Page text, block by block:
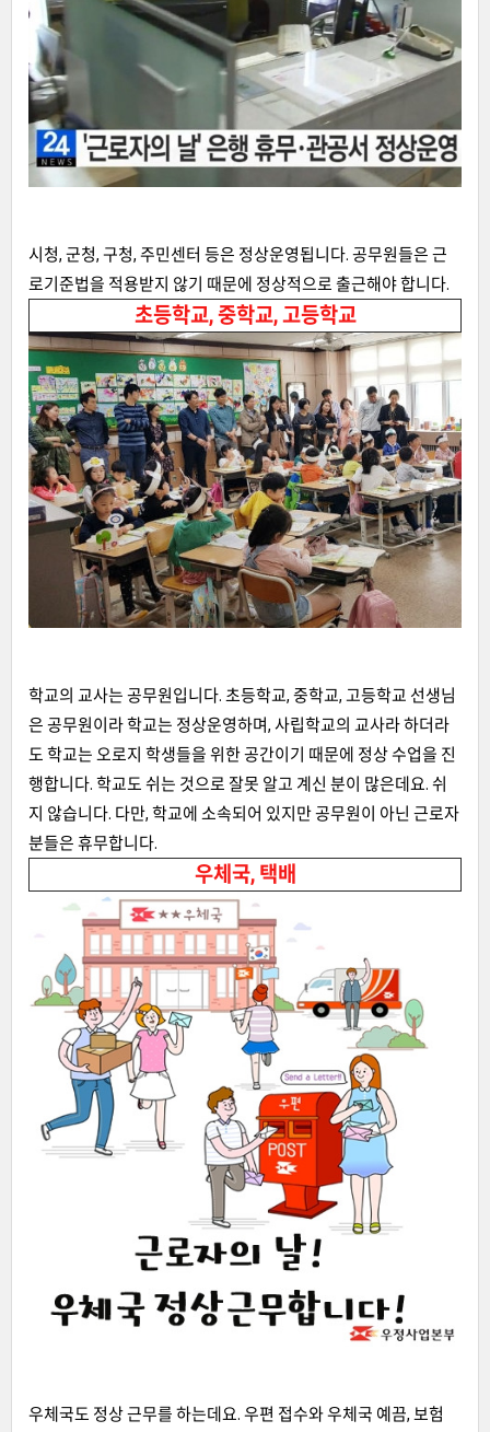
시청, 군청, 구청, 주민센터 등은 정상운영됩니다. 공무원들은 근
로기준법을 적용받지 않기 때문에 정상적으로 출근해야 합니다.
초등학교, 중학교, 고등학교
학교의 교사는 공무원입니다. 초등학교, 중학교, 고등학교 선생님
은 공무원이라 학교는 정상운영하며, 사립학교의 교사라 하더라
도 학교는 오로지 학생들을 위한 공간이기 때문에 정상 수업을 진
행합니다. 학교도 쉬는 것으로 잘못 알고 계신 분이 많은데요. 쉬
지 않습니다. 다만, 학교에 소속되어 있지만 공무원이 아닌 근로자
분들은 휴무합니다.
우체국, 택배
우체국도 정상 근무를 하는데요. 우편 접수와 우체국 예끔, 보험